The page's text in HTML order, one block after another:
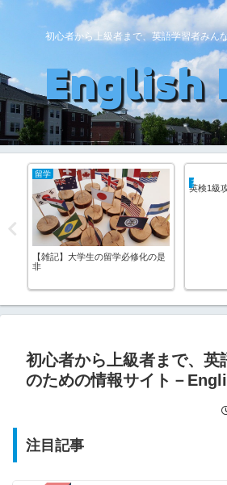
初心者から上級者まで、英語学習者みん
留学
【雑記】2020年度日本人対象フル
ブライト奨学金募集開始 ※5月
初心者から上級者まで、英
のための情報サイト－
注目記事